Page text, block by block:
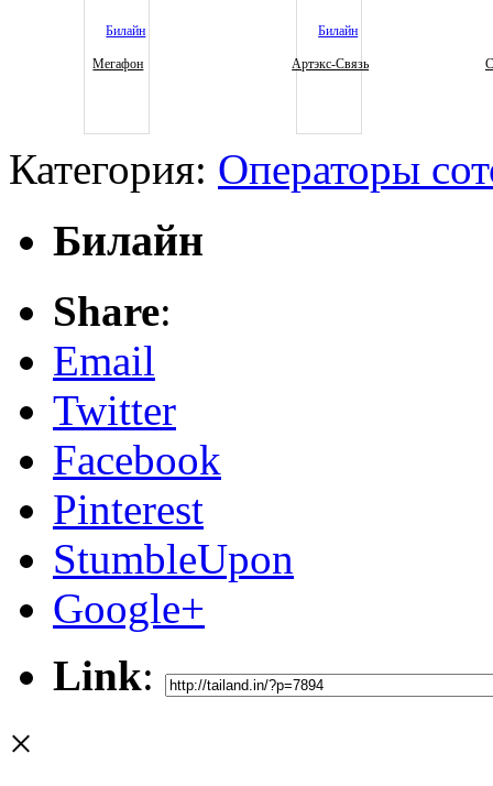
Мегафон Артэкс-Связь
Категория: Операторы
Билайн
Share:
Email
Twitter
Facebook
Pinterest
StumbleUpon
Google+
Link:
×